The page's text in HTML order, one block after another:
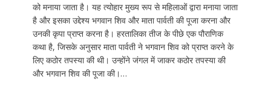
को मनाया जाता है। यह त्योहार मुख्य रूप से महिलाओं द्वारा मनाया जाता
है और इसका उद्देश्य भगवान शिव और माता पार्वती की पूजा करना और
उनकी कृपा प्राप्त करना है। हरतालिका तीज के पीछे एक पौराणिक
कथा है, जिसके अनुसार माता पार्वती ने भगवान शिव को प्राप्त करने के
लिए कठोर तपस्या की थी। उन्होंने जंगल में जाकर कठोर तपस्या की
और भगवान शिव की पूजा की।…